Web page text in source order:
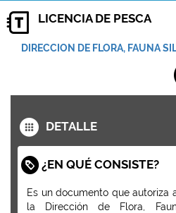
LICENCIA DE PESCA
DIRECCION DE FLORA, FAUNA
DETALLE
¿EN QUÉ CONSISTE?
Es un documento que autoriza
la Dirección de Flora,